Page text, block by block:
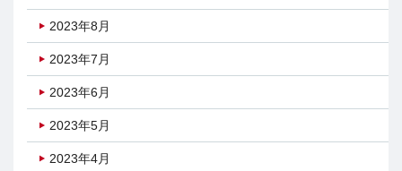
2023年8月
2023年7月
2023年6月
2023年5月
2023年4月